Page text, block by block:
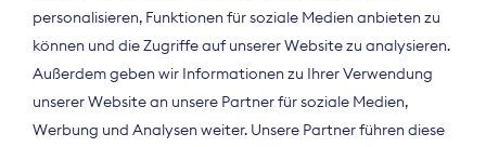
personalisieren, Funktionen für soziale Medien anbieten zu
können und die Zugriffe auf unserer Website zu analysieren.
Außerdem geben wir Informationen zu Ihrer Verwendung
unserer Website an unsere Partner für soziale Medien,
Werbung und Analysen weiter. Unsere Partner führen diese